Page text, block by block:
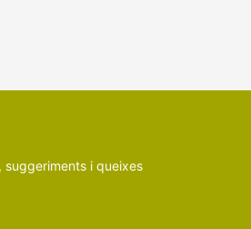
suggeriments i queixes